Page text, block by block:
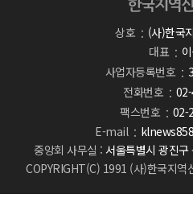
상호
(사)한국
대표
사업자등록번호
전화번호
팩스번호
02-
E-mail
중앙회 사무실 : 서울특별시 광진
COPYRIGHT(C) 1991 (사)한국지